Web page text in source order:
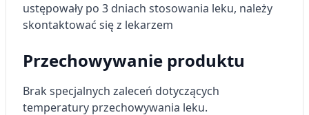
ustępowały po 3 dniach stosowania leku, należy
skontaktować się z lekarzem
Przechowywanie produktu
Brak specjalnych zaleceń dotyczących
temperatury przechowywania leku.